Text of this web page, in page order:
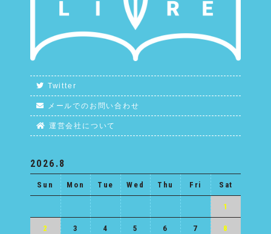
Twitter
メールでのお問い合わせ
運営会社について
2026.8
Sun Mon Tue Wed Thu Fri Sat
1
2 3 4 5 6 7 8